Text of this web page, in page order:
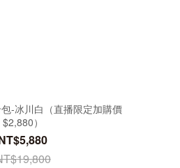
-冰川白（直播限定加購價
$2,880）